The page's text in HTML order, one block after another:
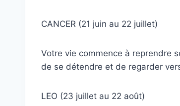
CANCER (21 juin au 22 juillet)
Votre vie commence à reprendre
de se détendre et de regarder
LEO (23 juillet au 22 août)